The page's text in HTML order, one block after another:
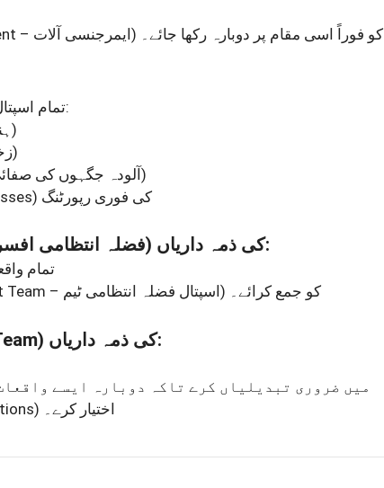
(Emergency Equipment – ایمرجنسی آلات) کو فوراً اسی مقام پر دوبارہ رکھا جائے۔
تمام اسپتال عملے کو درج ذیل امور پر تربیت دی جائے:
(Emergency Response – ہنگامی ردعمل)
(Treatment of Injuries – زخمیوں کا علاج)
(Cleanup of Contaminated Areas – آلودہ جگہوں کی صفائی)
کی فوری رپورٹنگ
(Waste Management Officer – فضلہ انتظامی افسر) کی ذمہ داریاں:
• تمام
(Hospital Waste Management Team – اسپتال فضلہ انتظامی ٹیم) کو جمع کرائے۔
کی ذمہ داریاں:
میں ضروری تبدیلیاں کرے تاکہ دوبارہ ایسے
اختیار کرے۔